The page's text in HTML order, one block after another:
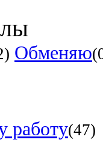
Обменяю
работу(47)